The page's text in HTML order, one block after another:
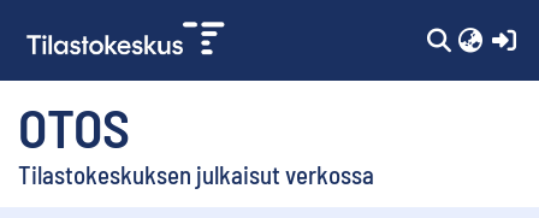
OTOS
Tilastokeskuksen julkaisut verkossa